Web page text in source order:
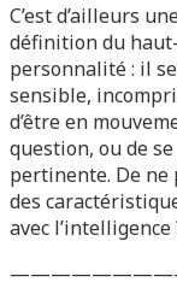
C’est d’ailleurs
définition du
personnalité : il
sensible,
d’être en
question, ou de
pertinente. De ne
des
avec l’intelligence